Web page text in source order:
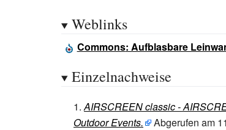
Weblinks
Commons: Aufblasbare
Einzelnachweise
AIRSCREEN classic -
Outdoor Events.
Abgerufen am